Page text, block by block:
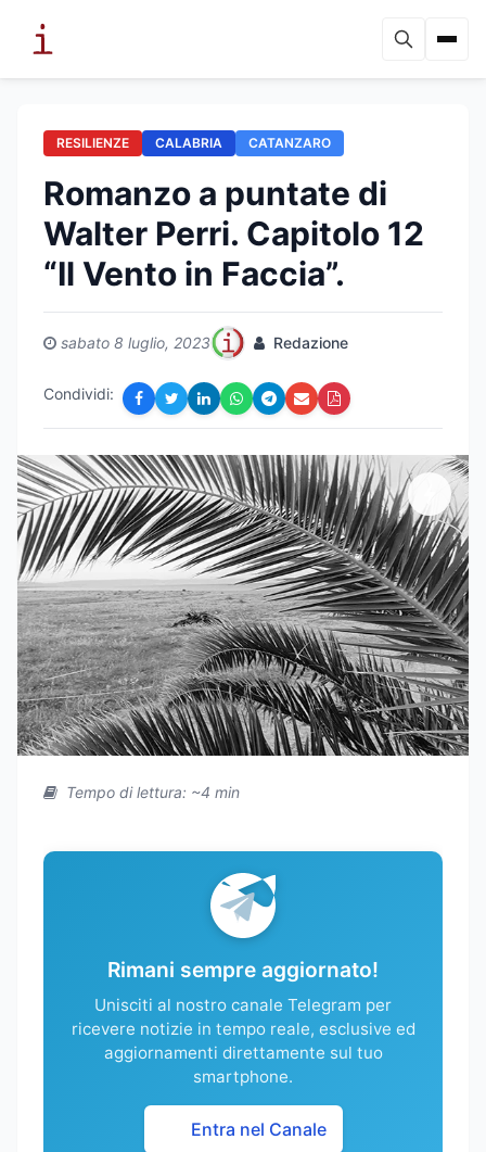
RESILIENZE CALABRIA CATANZARO
Romanzo a puntate di
Walter Perri. Capitolo 12
“Il Vento in Faccia”.
sabato 8 luglio, 2023 Redazione
Condividi:
Tempo di lettura: ~4 min
Rimani sempre aggiornato!
Unisciti al nostro canale Telegram per
ricevere notizie in tempo reale, esclusive ed
aggiornamenti direttamente sul tuo
smartphone.
Entra nel Canale